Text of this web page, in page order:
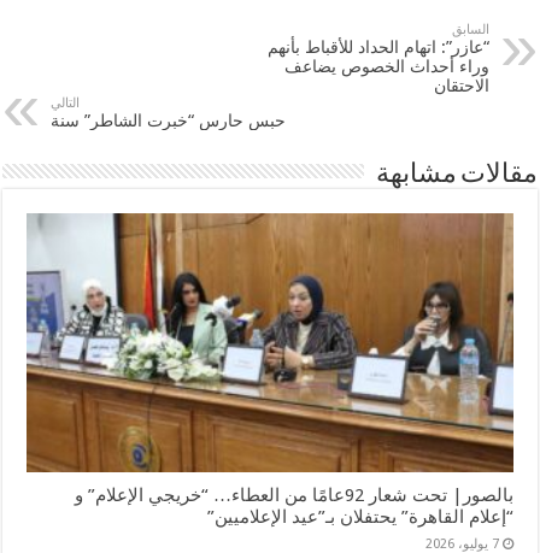
السابق
“عازر”: اتهام الحداد للأقباط بأنهم
وراء أحداث الخصوص يضاعف
الاحتقان
التالي
حبس حارس “خبرت الشاطر” سنة
مقالات مشابهة
بالصور| تحت شعار 92عامًا من العطاء… “خريجي الإعلام” و
“إعلام القاهرة” يحتفلان بـ”عيد الإعلاميين”
7 يوليو، 2026